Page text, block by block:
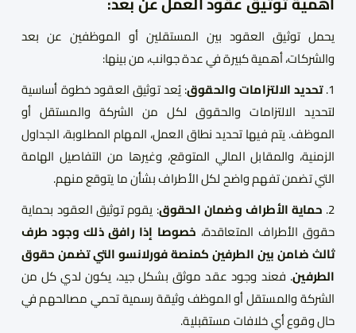
يحمل توثيق العقود بين المستقلين أو الموظفين عن بعد
والشركات، أهمية كبيرة في عدة جوانب، من بينها:
1. تحديد الالتزامات والحقوق: يُعد توثيق العقود خطوة أساسية
لتحديد الالتزامات والحقوق لكل من الشركة والمستقل أو
الموظف. يتم فيها تحديد نطاق العمل، المهام المطلوبة، الجداول
الزمنية، والمقابل المالي المتوقع، وغيرها من التفاصيل الهامة
التي تضمن تفهم واضح لكل الأطراف بشأن ما يتوقع منهم.
2. حماية الأطراف وضمان الحقوق: يقوم توثيق العقود بحماية
حقوق الأطراف المتعاقدة، خصوصا إذا رافق ذلك وجود طرف
ثالث ضامن بين الطرفين كمنصة فورلانسو التي تضمن حقوق
الطرفين. فعند وجود عقد موثق بشكل جيد، يكون لدي كل من
الشركة والمستقل أو الموظف وثيقة رسمية تحمي مصالحهم في
حال وقوع أي خلافات مستقبلية.